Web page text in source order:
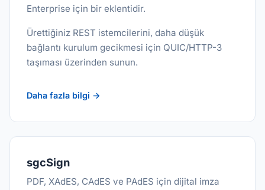
Enterprise için bir eklentidir.
Ürettiğiniz REST istemcilerini, daha düşük
bağlantı kurulum gecikmesi için QUIC/HTTP-3
taşıması üzerinden sunun.
Daha fazla bilgi →
sgcSign
PDF, XAdES, CAdES ve PAdES için dijital imza